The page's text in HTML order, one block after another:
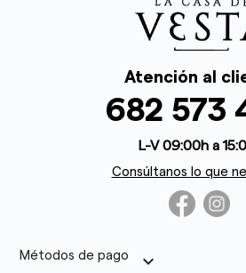
Atención al
682 573
L-V 09:00h a
Consúltanos lo que
Métodos de pago keyboard_arrow_down